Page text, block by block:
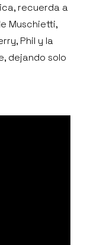
recuerda a
Muschietti,
Phil y la
dejando solo